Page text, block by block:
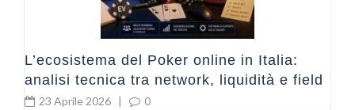
L’ecosistema del Poker online in Italia:
analisi tecnica tra network, liquidità e field
23 Aprile 2026 | 0